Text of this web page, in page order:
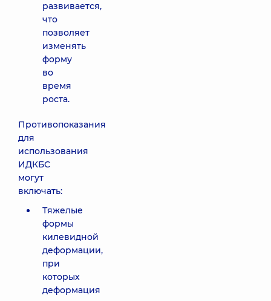
развивается,
что
позволяет
изменять
форму
во
время
роста.
Противопоказания
для
использования
ИДКБС
могут
включать:
Тяжелые
формы
килевидной
деформации,
при
которых
деформация